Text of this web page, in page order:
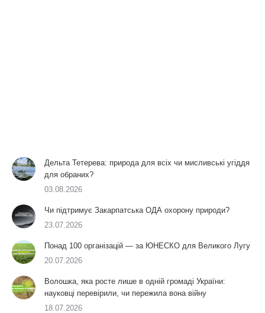
Дельта Тетерева: природа для всіх чи мисливські угіддя
для обраних?
03.08.2026
Чи підтримує Закарпатська ОДА охорону природи?
23.07.2026
Понад 100 організацій — за ЮНЕСКО для Великого Лугу
20.07.2026
Волошка, яка росте лише в одній громаді України:
науковці перевірили, чи пережила вона війну
18.07.2026